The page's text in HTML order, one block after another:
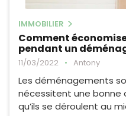
IMMOBILIER
Comment
pendant un
11/03/2022 • Antony
Les déménagements
nécessitent une bonne
qu’ils se déroulent au